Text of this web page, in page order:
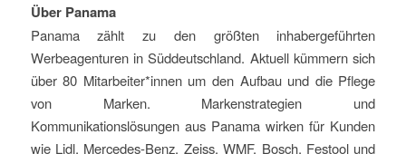
Über Panama
Panama zählt zu den größten inhabergeführten
Werbeagenturen in Süddeutschland. Aktuell kümmern sich
über 80 Mitarbeiter*innen um den Aufbau und die Pflege
von Marken. Markenstrategien und
Kommunikationslösungen aus Panama wirken für Kunden
wie Lidl, Mercedes-Benz, Zeiss, WMF, Bosch, Festool und